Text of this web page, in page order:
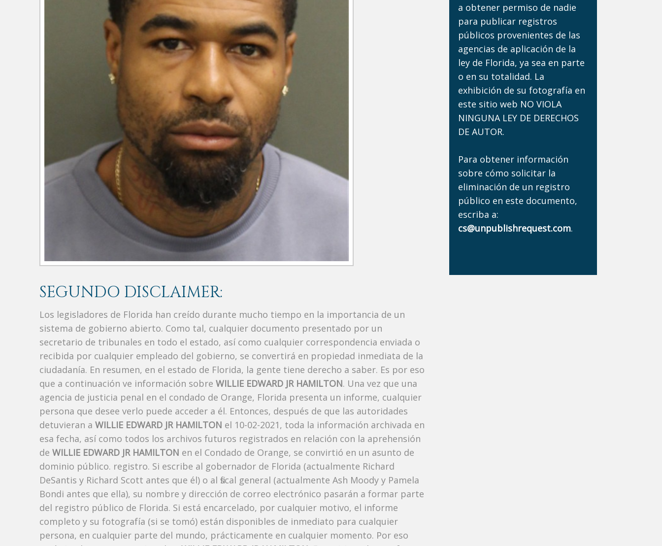
SEGUNDO DISCLAIMER:
Los legisladores de Florida han creído durante mucho tiempo en la importancia de un
sistema de gobierno abierto. Como tal, cualquier documento presentado por un
secretario de tribunales en todo el estado, así como cualquier correspondencia enviada o
recibida por cualquier empleado del gobierno, se convertirá en propiedad inmediata de la
ciudadanía. En resumen, en el estado de Florida, la gente tiene derecho a saber. Es por eso
que a continuación ve información sobre WILLIE EDWARD JR HAMILTON. Una vez que una
agencia de justicia penal en el condado de Orange, Florida presenta un informe, cualquier
persona que desee verlo puede acceder a él. Entonces, después de que las autoridades
detuvieran a WILLIE EDWARD JR HAMILTON el 10-02-2021, toda la información archivada en
esa fecha, así como todos los archivos futuros registrados en relación con la aprehensión
de WILLIE EDWARD JR HAMILTON en el Condado de Orange, se convirtió en un asunto de
dominio público. registro. Si escribe al gobernador de Florida (actualmente Richard
DeSantis y Richard Scott antes que él) o al fiscal general (actualmente Ash Moody y Pamela
Bondi antes que ella), su nombre y dirección de correo electrónico pasarán a formar parte
del registro público de Florida. Si está encarcelado, por cualquier motivo, el informe
completo y su fotografía (si se tomó) están disponibles de inmediato para cualquier
persona, en cualquier parte del mundo, prácticamente en cualquier momento. Por eso
a obtener permiso de nadie
para publicar registros
públicos provenientes de las
agencias de aplicación de la
ley de Florida, ya sea en parte
o en su totalidad. La
exhibición de su fotografía en
este sitio web NO VIOLA
NINGUNA LEY DE DERECHOS
DE AUTOR.
Para obtener información
sobre cómo solicitar la
eliminación de un registro
público en este documento,
escriba a:
cs@unpublishrequest.com.